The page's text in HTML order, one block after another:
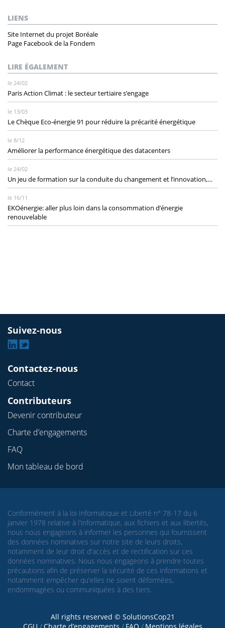
LIENS
Site Internet du projet Boréale
Page Facebook de la Fondem
LIRE ÉGALEMENT
le 24/02
Paris Action Climat : le secteur tertiaire s’engage
le 13/03
Le Chèque Eco-énergie 91 pour réduire la précarité énergétique
le 8/12
Améliorer la performance énergétique des datacenters
le 24/02
Un jeu de formation sur la conduite du changement et l’innovation,…
le 16/11
EKOénergie: aller plus loin dans la consommation d’énergie
renouvelable
Suivez-nous
Linkedin
Contactez-nous
Contact
Contributeurs
Devenir contributeur
Charte d’engagements
FAQ
Mon tableau de bord
Conformément à la loi Informatique et Liberté n° 78-17 du 6
janvier 1978 relative à l'informatique, aux fichiers et aux libertés,
nous nous engageons à informer les personnes qui fournissent
des données nominatives sur notre site de leurs droits,
notamment de leur droit d'accès et de rectification sur ces
données nominatives. Nous nous engageons à prendre toutes
précautions afin de préserver la sécurité de ces informations et
notamment empêcher qu'elles ne soient déformées,
endommagées ou communiquées à des tiers.
All rights reserved © SolutionsCop21